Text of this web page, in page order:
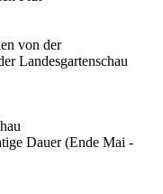
von der
Landesgartenschau
Dauer (Ende Mai -